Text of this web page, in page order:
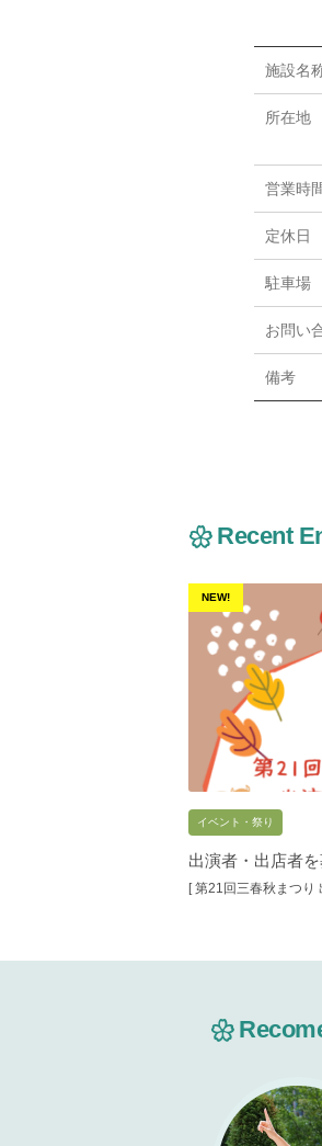
施設名
所在地
営業時
定休日
駐車場
お問い
備考
Recent
NEW!
イベント・祭り
出演者・出店者
[ 第21回三春秋まつり